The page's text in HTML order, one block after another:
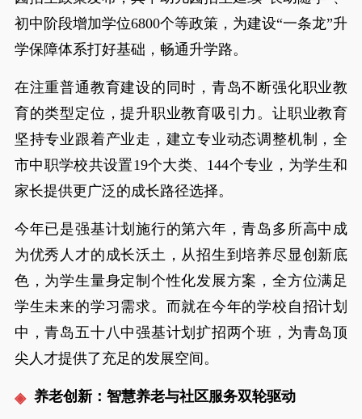
初中阶段增加学位6800个等政策，为建设“一条龙”升
学保障体系打好基础，畅通升学路。
在注重普通教育建设的同时，青岛不断强化职业教
育的类型定位，提升职业教育吸引力。让职业教育
坚持专业跟着产业走，建立专业动态调整机制，全
市中职学校共设置19个大类、144个专业，为学生和
家长提供更广泛的成长路径选择。
今年已是强基计划施行的第六年，青岛多所高中成
为优秀人才的成长沃土，从招生到培养尽显创新底
色，为学生量身定制个性化发展方案，全方位满足
学生未来的学习需求。而就在今年的学校自招计划
中，青岛五十八中强基计划扩招两个班，为青岛顶
尖人才提供了充足的发展空间。
养老创新：智慧养老与社区服务双轮驱动